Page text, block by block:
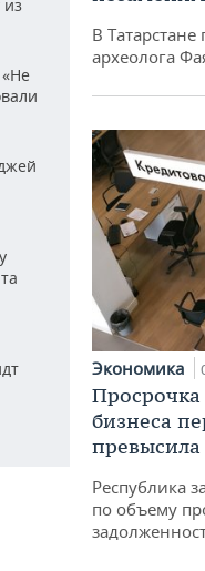
из
В
археолога
Экономика
Просрочка
бизнеса
Республика
по объему